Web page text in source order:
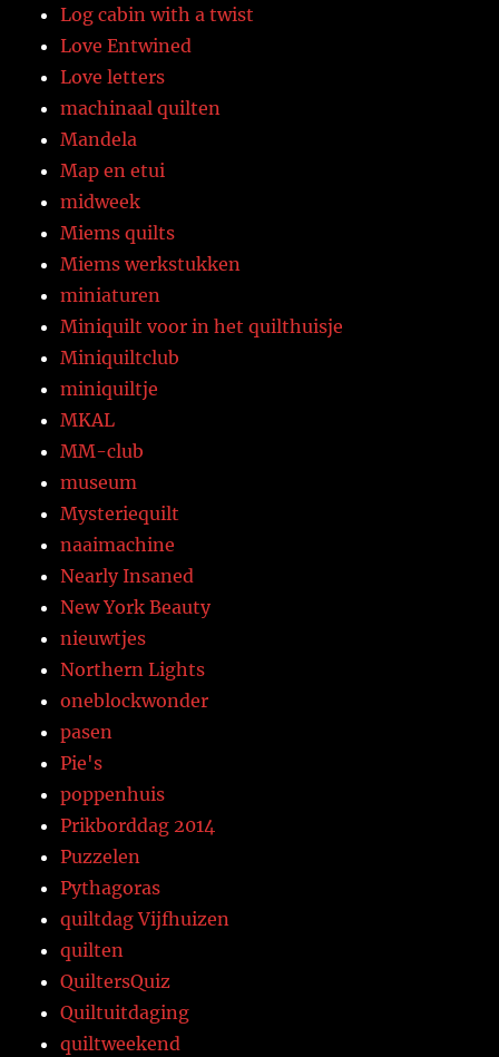
Log cabin with a twist
Love Entwined
Love letters
machinaal quilten
Mandela
Map en etui
midweek
Miems quilts
Miems werkstukken
miniaturen
Miniquilt voor in het quilthuisje
Miniquiltclub
miniquiltje
MKAL
MM-club
museum
Mysteriequilt
naaimachine
Nearly Insaned
New York Beauty
nieuwtjes
Northern Lights
oneblockwonder
pasen
Pie's
poppenhuis
Prikborddag 2014
Puzzelen
Pythagoras
quiltdag Vijfhuizen
quilten
QuiltersQuiz
Quiltuitdaging
quiltweekend